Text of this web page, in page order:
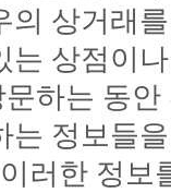
의 상거래
는 상점이
하는 동
는 정보들
러한 정